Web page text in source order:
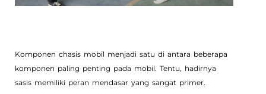
Komponen chasis mobil menjadi satu di antara beberapa
komponen paling penting pada mobil. Tentu, hadirnya
sasis memiliki peran mendasar yang sangat primer.